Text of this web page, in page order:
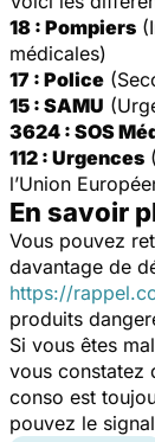
18 : Pompiers
médicales)
17 : Police
15 : SAMU
3624 : SOS
112 : Urgences
l’Union
En savoir
Vous pouvez
davantage de
https://
produits
Si vous êtes
vous constatez
conso est
pouvez le